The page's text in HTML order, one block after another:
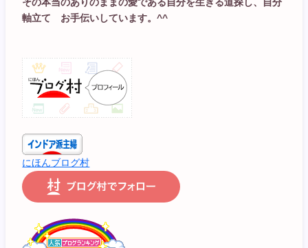
その本当のありのままの愛である自分を生きる道探し、自分
軸立て お手伝いしています。^^
にほんブログ村